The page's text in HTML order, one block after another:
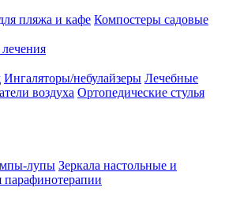
пляжа и кафе Компостеры садовые
Ингаляторы/небулайзеры Лечебные
воздуха Ортопедические стулья
лупы Зеркала настольные и
парафинотерапии